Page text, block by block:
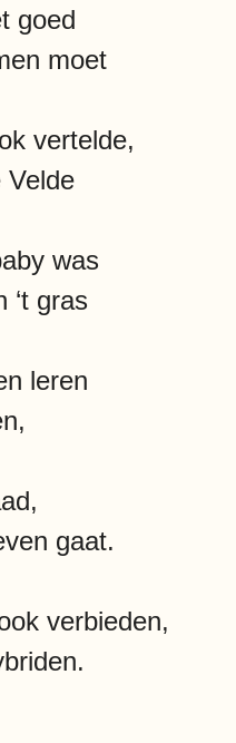
goed
moet
vertelde,
Velde
was
‘t gras
leren
gaat.
verbieden,